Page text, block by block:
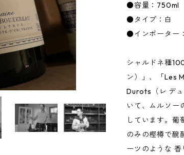
●容量：750ml
●タイプ：白
●インポーター
シャルドネ種
ン）」、「Les
Durots（レ デ
いて、ムルソー
しています。葡
のみの樫樽で醗
ーツのような